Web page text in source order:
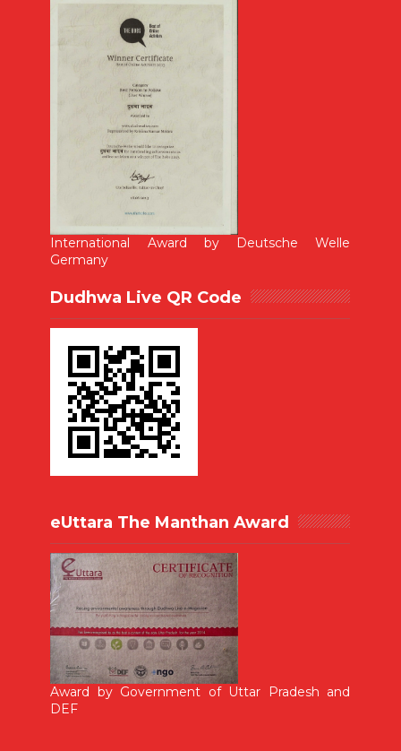
International Award by Deutsche Welle
Germany
Dudhwa Live QR Code
eUttara The Manthan Award
Award by Government of Uttar Pradesh and
DEF